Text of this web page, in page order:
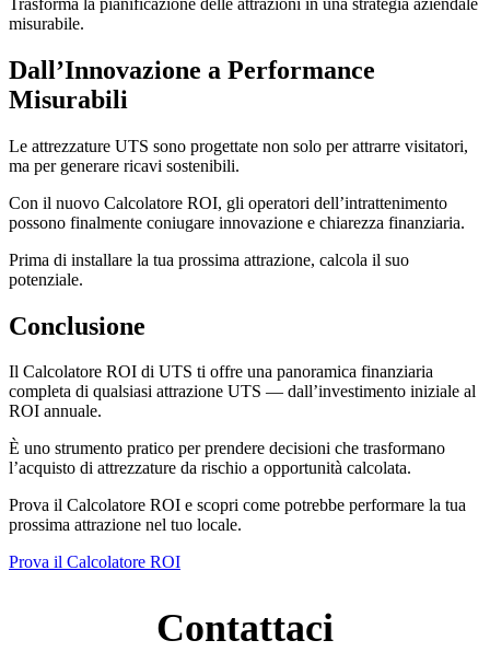
misurabile.
Dall’Innovazione a Performance
Misurabili
Le attrezzature UTS sono progettate non solo per attrarre visitatori,
ma per generare ricavi sostenibili.
Con il nuovo Calcolatore ROI, gli operatori dell’intrattenimento
possono finalmente coniugare innovazione e chiarezza finanziaria.
Prima di installare la tua prossima attrazione, calcola il suo
potenziale.
Conclusione
Il Calcolatore ROI di UTS ti offre una panoramica finanziaria
completa di qualsiasi attrazione UTS — dall’investimento iniziale al
ROI annuale.
È uno strumento pratico per prendere decisioni che trasformano
l’acquisto di attrezzature da rischio a opportunità calcolata.
Prova il Calcolatore ROI e scopri come potrebbe performare la tua
prossima attrazione nel tuo locale.
Prova il Calcolatore ROI
Contattaci